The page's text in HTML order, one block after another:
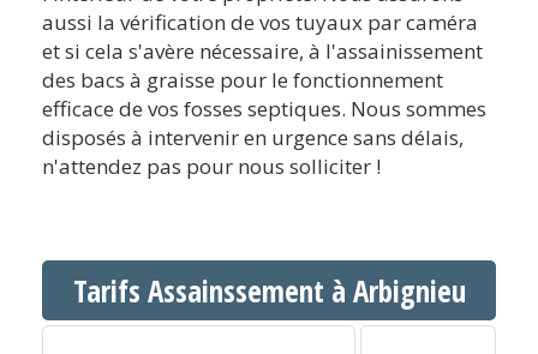
aussi la vérification de vos tuyaux par caméra
et si cela s'avère nécessaire, à l'assainissement
des bacs à graisse pour le fonctionnement
efficace de vos fosses septiques. Nous sommes
disposés à intervenir en urgence sans délais,
n'attendez pas pour nous solliciter !
Tarifs Assainssement à Arbignieu